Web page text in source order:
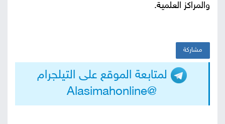
والمراكز العلمية.
مشاركة
لمتابعة الموقع على التيلجرام
@Alasimahonline